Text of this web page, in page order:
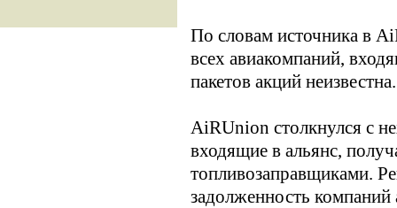
По словам источника в
всех авиакомпаний,
пакетов акций неизвестна.
AiRUnion столкнулся с
входящие в альянс,
топливозаправщиками.
задолженность